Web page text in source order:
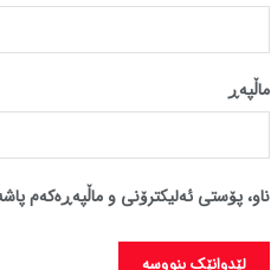
ماڵپه‌ڕ
ناو، پۆستی ئەلیکترۆنی و ماڵپەڕەکەم